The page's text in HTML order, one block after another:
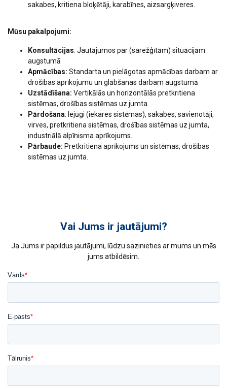
sakabes, kritiena bloķētāji, karabīnes, aizsargķiveres.
Mūsu pakalpojumi:
Konsultācijas: Jautājumos par (sarežģītām) situācijām
augstumā
Apmācības: Standarta un pielāgotas apmācības darbam ar
drošības aprīkojumu un glābšanas darbam augstumā
Uzstādīšana: Vertikālās un horizontālās pretkritiena
sistēmas, drošības sistēmas uz jumta
Pārdošana: Iejūgi (iekares sistēmas), sakabes, savienotāji,
virves, pretkritiena sistēmas, drošības sistēmas uz jumta,
industriālā alpīnisma aprīkojums.
Pārbaude: Pretkritiena aprīkojums un sistēmas, drošības
sistēmas uz jumta.
Vai Jums ir jautājumi?
Ja Jums ir papildus jautājumi, lūdzu sazinieties ar mums un mēs
jums atbildēsim.